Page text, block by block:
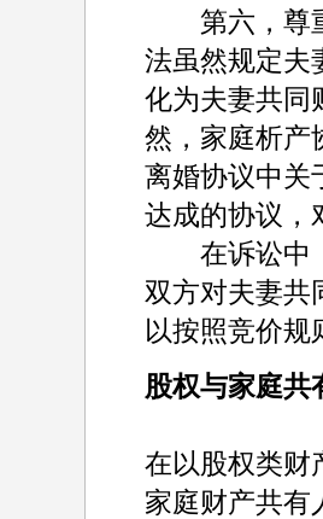
第六，尊重
法虽然规定夫
化为夫妻共同
然，家庭析产
离婚协议中关
达成的协议，
在诉讼中，
双方对夫妻共
以按照竞价
股权与家庭共
在以股权类财
家庭财产共有